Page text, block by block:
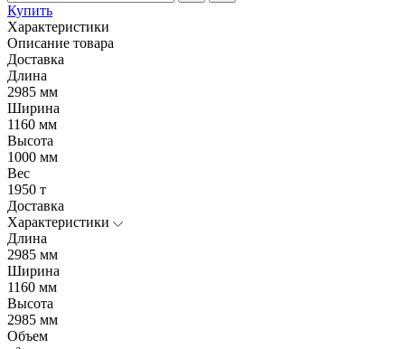
Купить
Характеристики
Описание товара
Доставка
Длина
2985 мм
Ширина
1160 мм
Высота
1000 мм
Вес
1950 т
Доставка
Характеристики
Длина
2985 мм
Ширина
1160 мм
Высота
2985 мм
Объем